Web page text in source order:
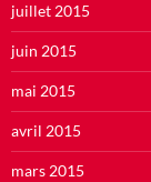
juillet 2015
juin 2015
mai 2015
avril 2015
mars 2015